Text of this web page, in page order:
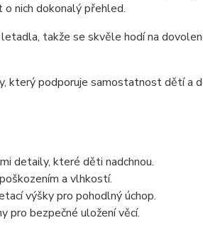
nich dokonalý přehled.
takže se skvěle hodí na
který podporuje samostatnost dětí a
detaily, které děti nadchnou.
a vlhkostí.
výšky pro pohodlný úchop.
pro bezpečné uložení věcí.